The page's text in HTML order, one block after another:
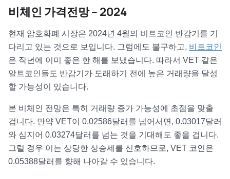
비체인 가격전망 – 2024
현재 암호화폐 시장은 2024년 4월의 비트코인 반감기를 기
다리고 있는 것으로 보입니다. 그럼에도 불구하고, 비트코인
은 작년에 이미 좋은 한 해를 보냈습니다. 따라서 VET 같은
알트코인들도 반감기가 도래하기 전에 높은 거래량을 달성
할 가능성이 있습니다.
본 비체인 전망은 특히 거래량 증가 가능성에 초점을 맞출
겁니다. 만약 VET이 0.02586달러를 넘어서면, 0.03017달러
와 심지어 0.03274달러를 넘는 것을 기대해도 좋을 겁니다.
그럴 경우 이는 상당한 상승세를 신호하므로, VET 코인은
0.05388달러를 향해 나아갈 수 있습니다.